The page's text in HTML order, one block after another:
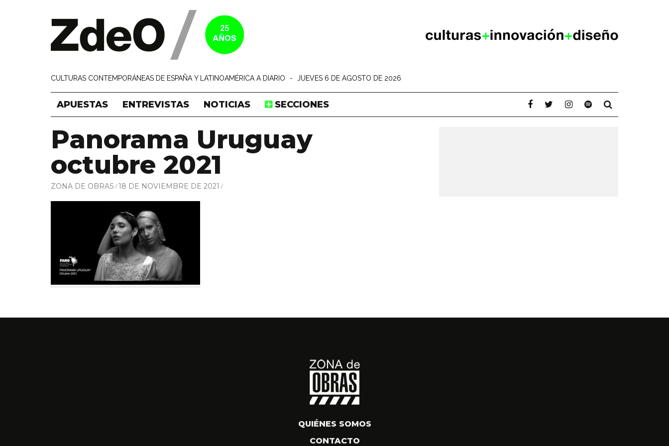
CULTURAS CONTEMPORÁNEAS DE ESPAÑA Y LATINOAMÉRICA A DIARIO - JUEVES 6 DE AGOSTO DE 2026
APUESTAS ENTREVISTAS NOTICIAS SECCIONES
Panorama Uruguay
octubre 2021
ZONA DE OBRAS 18 DE NOVIEMBRE DE 2021
QUIÉNES SOMOS
CONTACTO